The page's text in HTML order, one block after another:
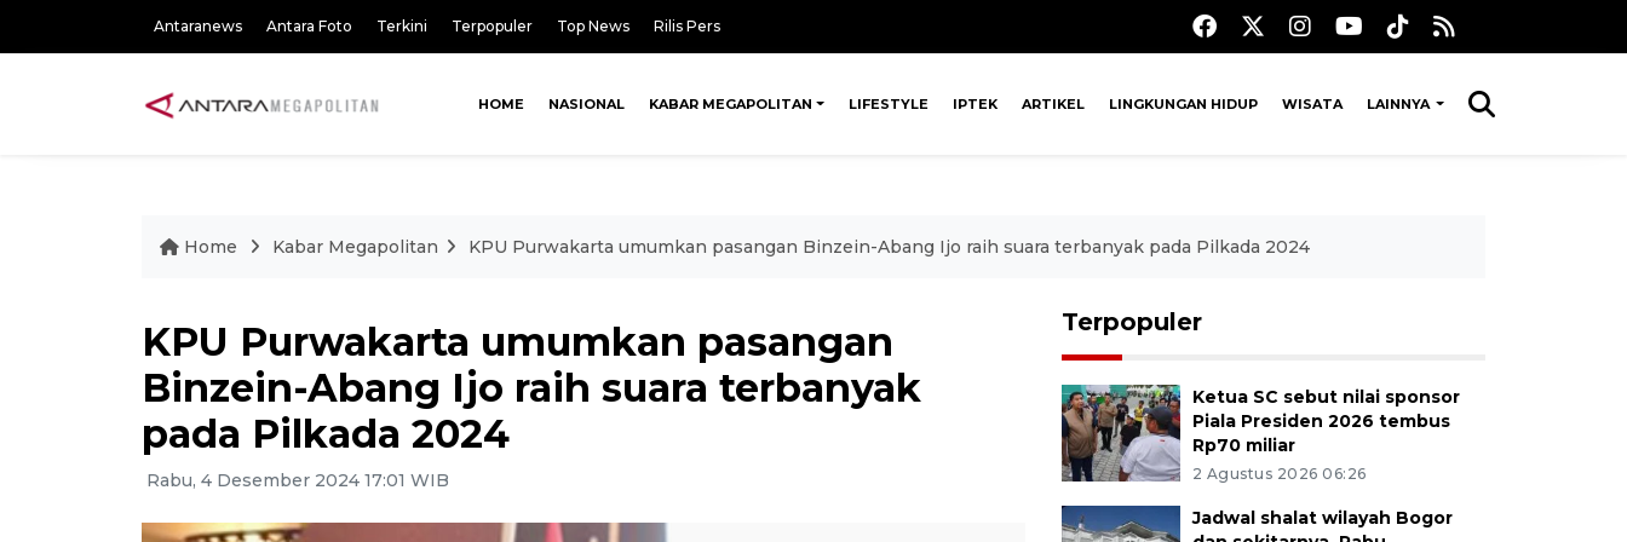
Antaranews Antara Foto Terkini Terpopuler Top News Rilis Pers
HOME NASIONAL KABAR MEGAPOLITAN LIFESTYLE IPTEK ARTIKEL LINGKUNGAN HIDUP WISATA LAINNYA
Home Kabar Megapolitan KPU Purwakarta umumkan pasangan Binzein-Abang Ijo raih suara terbanyak pada Pilkada 2024
KPU Purwakarta umumkan pasangan
Binzein-Abang Ijo raih suara terbanyak
pada Pilkada 2024
Rabu, 4 Desember 2024 17:01 WIB
Terpopuler
Ketua SC sebut nilai sponsor
Piala Presiden 2026 tembus
Rp70 miliar
2 Agustus 2026 06:26
Jadwal shalat wilayah Bogor